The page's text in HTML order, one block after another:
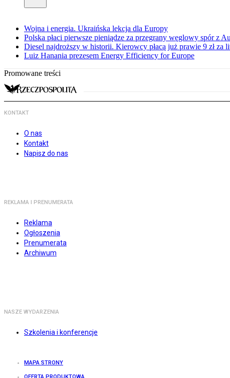
Wojna i energia. Ukraińska lekcja dla Europy
Polska płaci pierwsze pieniądze za przegrany węglowy spór z
Diesel najdroższy w historii. Kierowcy płacą już prawie 9 zł za
Luiz Hanania prezesem Energy Efficiency for Europe
Promowane treści
KONTAKT
O nas
Kontakt
Napisz do nas
REKLAMA I PRENUMERATA
Reklama
Ogłoszenia
Prenumerata
Archiwum
NASZE WYDARZENIA
Szkolenia i konferencje
MAPA STRONY